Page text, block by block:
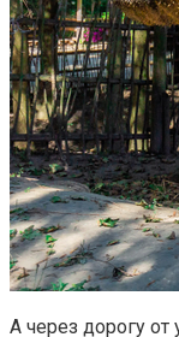
А через дорогу